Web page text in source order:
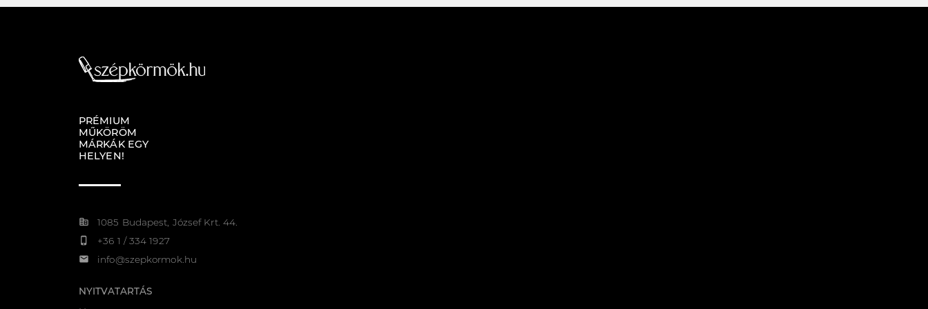
PRÉMIUM
MŰKÖRÖM
MÁRKÁK EGY
HELYEN!
corporate_fare 1085 Budapest, József Krt. 44.
phone_iphone +36 1 / 334 1927
email info@szepkormok.hu
NYITVATARTÁS